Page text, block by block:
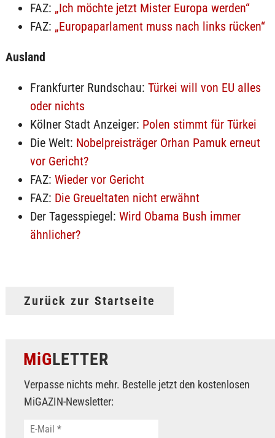
FAZ: „Ich möchte jetzt Mister Europa werden“
FAZ: „Europaparlament muss nach links rücken“
Ausland
Frankfurter Rundschau: Türkei will von EU alles
oder nichts
Kölner Stadt Anzeiger: Polen stimmt für Türkei
Die Welt: Nobelpreisträger Orhan Pamuk erneut
vor Gericht?
FAZ: Wieder vor Gericht
FAZ: Die Greueltaten nicht erwähnt
Der Tagesspiegel: Wird Obama Bush immer
ähnlicher?
Zurück zur Startseite
MiGLETTER
Verpasse nichts mehr. Bestelle jetzt den kostenlosen
MiGAZIN-Newsletter: